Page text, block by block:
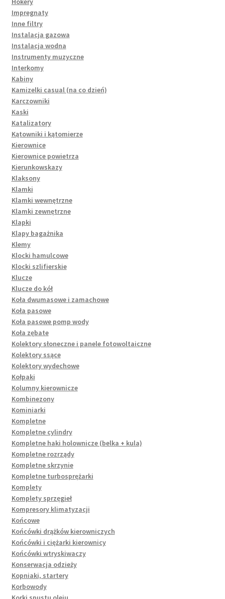
Impregnaty
Inne filtry
Instalacja gazowa
Instalacja wodna
Instrumenty muzyczne
Interkomy
Kabiny
Kamizelki casual (na co dzień)
Karczowniki
Kaski
Katalizatory
Kątowniki i kątomierze
Kierownice
Kierownice powietrza
Kierunkowskazy
Klaksony
Klamki
Klamki wewnętrzne
Klamki zewnętrzne
Klapki
Klapy bagażnika
Klemy
Klocki hamulcowe
Klocki szlifierskie
Klucze
Klucze do kół
Koła dwumasowe i zamachowe
Koła pasowe
Koła pasowe pomp wody
Koła zębate
Kolektory słoneczne i panele fotowoltaiczne
Kolektory ssące
Kolektory wydechowe
Kołpaki
Kolumny kierownicze
Kombinezony
Kominiarki
Kompletne
Kompletne cylindry
Kompletne haki holownicze (belka + kula)
Kompletne rozrządy
Kompletne skrzynie
Kompletne turbosprężarki
Komplety
Komplety sprzęgieł
Kompresory klimatyzacji
Końcowe
Końcówki drążków kierowniczych
Końcówki i ciężarki kierownicy
Końcówki wtryskiwaczy
Konserwacja odzieży
Kopniaki, startery
Korbowody